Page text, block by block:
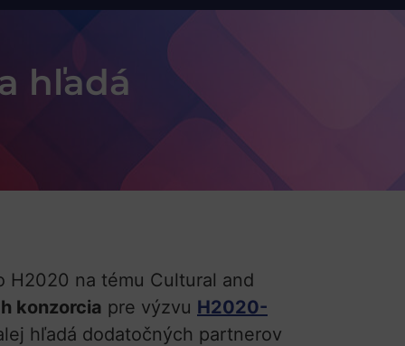
hľadá
na tému Cultural and
konzorcia pre výzvu H2020-
hľadá dodatočných partnerov